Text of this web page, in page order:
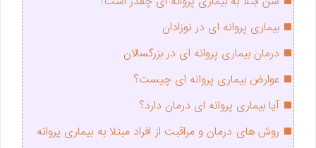
بیماری پروانه‌ ای در نوزادان
درمان بیماری پروانه‌ ای در بزرگسالان
عوارض بیماری پروانه‌ ای چیست؟
آیا بیماری پروانه‌ ای درمان دارد؟
روش های درمان و مراقبت از افراد مبتلا به بیماری پروانه